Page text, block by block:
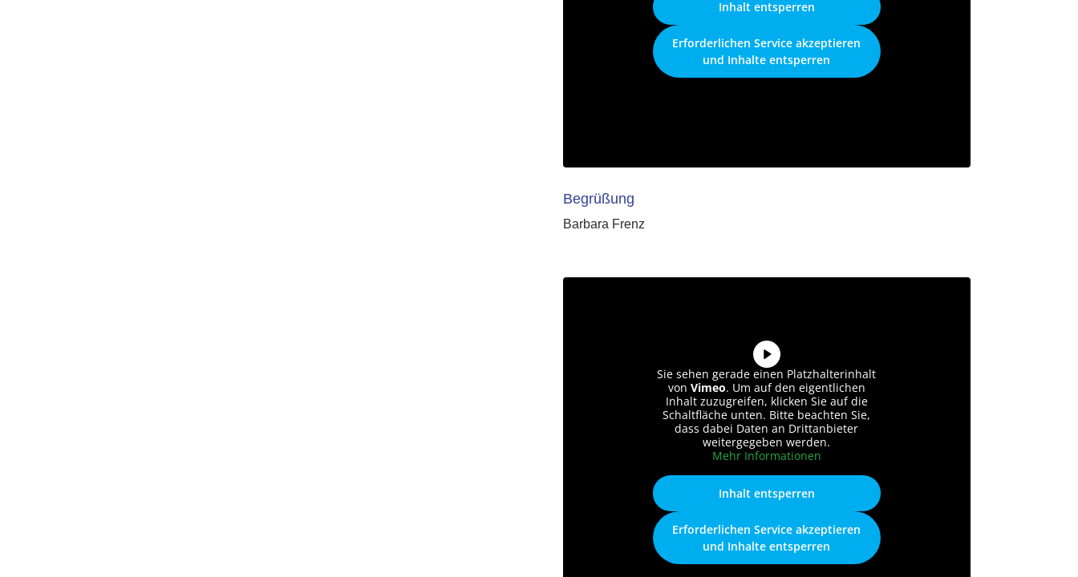
Inhalt entsperren
Erforderlichen Service akzeptieren
und Inhalte entsperren
Begrüßung
Barbara Frenz
Sie sehen gerade einen Platzhalterinhalt
von Vimeo. Um auf den eigentlichen
Inhalt zuzugreifen, klicken Sie auf die
Schaltfläche unten. Bitte beachten Sie,
dass dabei Daten an Drittanbieter
weitergegeben werden.
Mehr Informationen
Inhalt entsperren
Erforderlichen Service akzeptieren
und Inhalte entsperren